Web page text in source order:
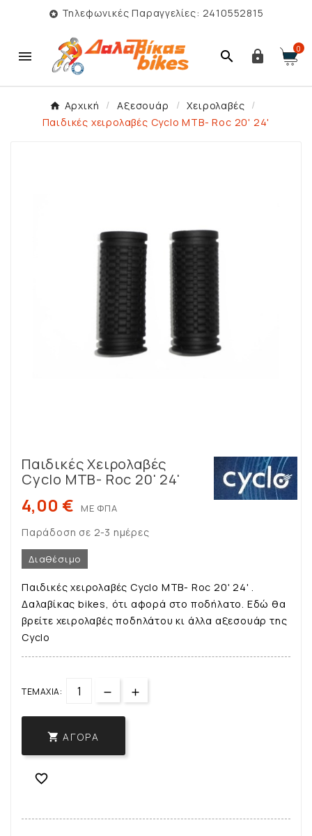
 Τηλεφωνικές Παραγγελίες: 2410552815
   0
Αρχική Αξεσουάρ
Χειρολαβές
Παιδικές χειρολαβές Cyclo MTB- Roc 20' 24'
Παιδικές Χειρολαβές
Cyclo MTB- Roc 20' 24'
4,00 € ΜΕ ΦΠΑ
Παράδοση σε 2-3 ημέρες
Διαθέσιμο
Παιδικές χειρολαβές Cyclo MTB- Roc 20' 24' .
Δαλαβίκας bikes, ότι αφορά στο ποδήλατο. Εδώ θα
βρείτε χειρολαβές ποδηλάτου κι άλλα αξεσουάρ της
Cyclo
ΤΕΜΆΧΙΑ:
 ΑΓΟΡΆ
